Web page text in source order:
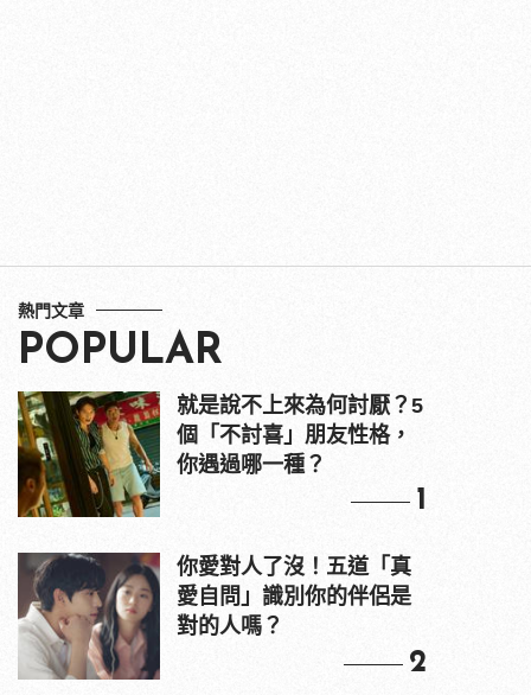
熱門文章
POPULAR
就是說不上來為何討厭？5
個「不討喜」朋友性格，
你遇過哪一種？
1
你愛對人了沒！五道「真
愛自問」識別你的伴侶是
對的人嗎？
2